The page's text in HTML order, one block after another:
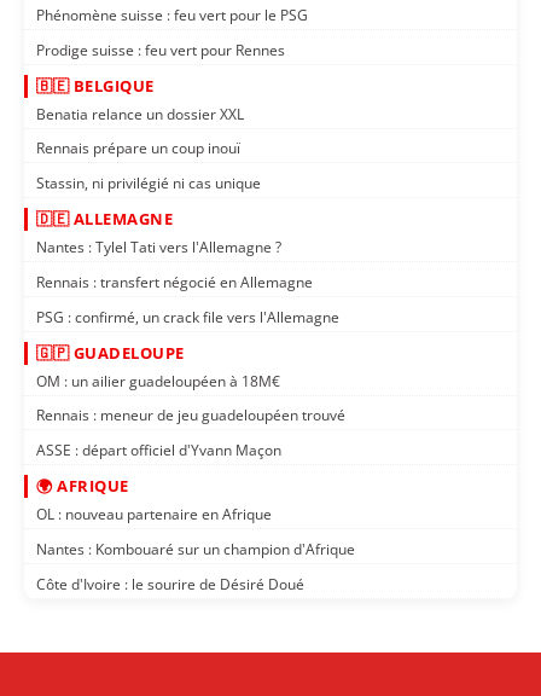
Phénomène suisse : feu vert pour le PSG
Prodige suisse : feu vert pour Rennes
🇧🇪 BELGIQUE
Benatia relance un dossier XXL
Rennais prépare un coup inouï
Stassin, ni privilégié ni cas unique
🇩🇪 ALLEMAGNE
Nantes : Tylel Tati vers l'Allemagne ?
Rennais : transfert négocié en Allemagne
PSG : confirmé, un crack file vers l'Allemagne
🇬🇵 GUADELOUPE
OM : un ailier guadeloupéen à 18M€
Rennais : meneur de jeu guadeloupéen trouvé
ASSE : départ officiel d'Yvann Maçon
🌍 AFRIQUE
OL : nouveau partenaire en Afrique
Nantes : Kombouaré sur un champion d'Afrique
Côte d'Ivoire : le sourire de Désiré Doué